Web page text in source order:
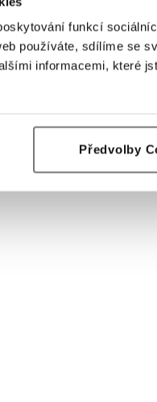
funkcí
používáte, sdílíme se
informacemi, které
Předvolby